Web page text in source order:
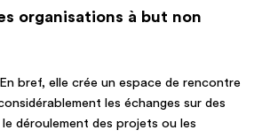
organisations à but non
bref, elle crée un espace de rencontre
les échanges sur des
déroulement des projets ou les